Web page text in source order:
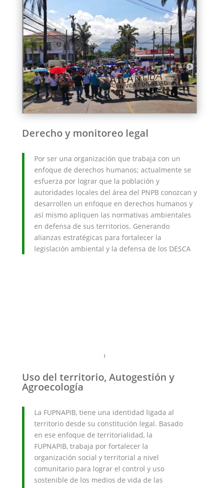
Derecho y monitoreo legal
Por ser una organización que trabaja con un
enfoque de derechos humanos; actualmente se
esfuerza por lograr que la población y
autoridades locales del área del PNPB conozcan y
desarrollen un enfoque en derechos humanos y
así mismo apliquen las normativas ambientales
en defensa de sus territorios. Generando
alianzas estratégicas para fortalecer la
legislación ambiental y la defensa de los DESCA
Uso del territorio, Autogestión y
Agroecología
La FUPNAPIB, tiene una identidad ligada al
territorio desde su constitución legal. Basado
en ese enfoque de territorialidad, la
FUPNAPIB, trabaja por fortalecer la
organización social y territorial a nivel
comunitario para lograr el control y uso
sostenible de los medios de vida de las